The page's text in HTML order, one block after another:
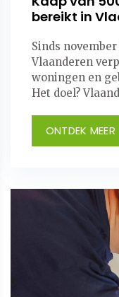
bereikt in
Sinds
Vlaanderen
woningen en
Het doel?
ONTDEK MEER